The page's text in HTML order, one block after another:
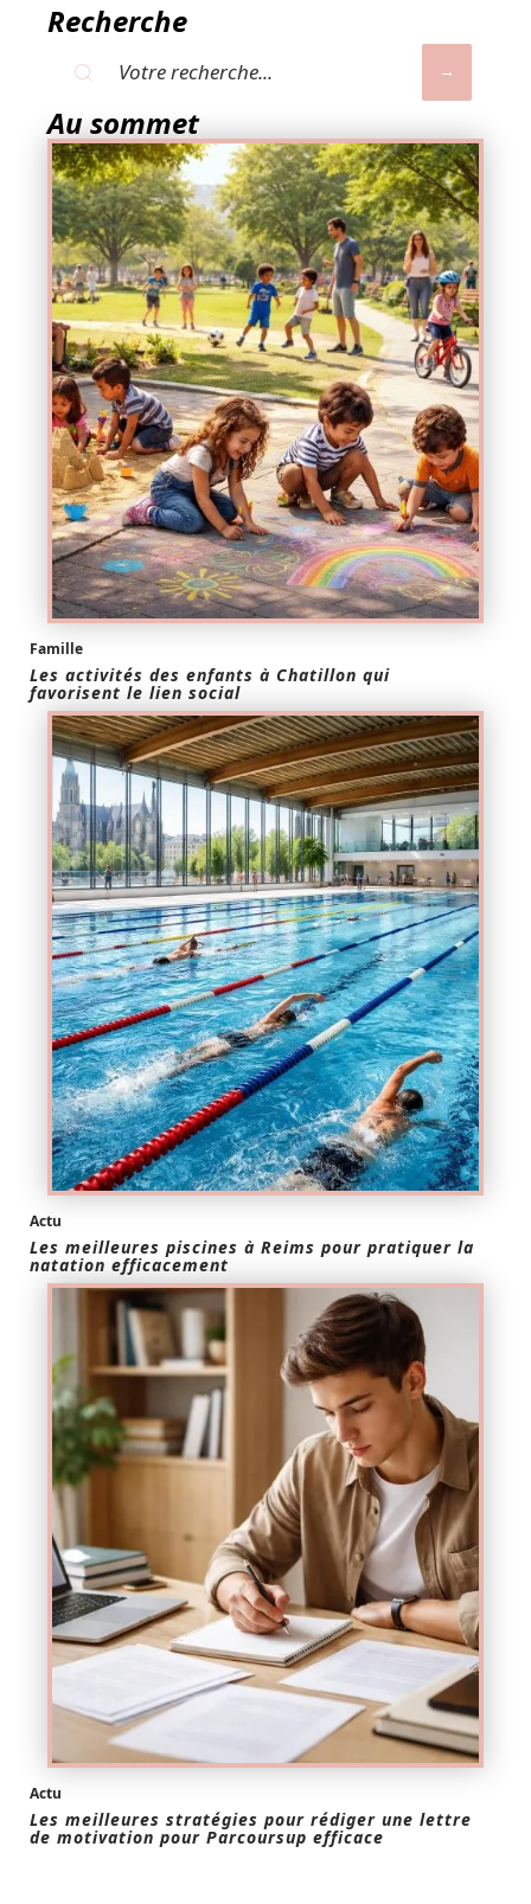
Recherche
Au sommet
Famille
Les activités des enfants à Chatillon qui
favorisent le lien social
Actu
Les meilleures piscines à Reims pour pratiquer la
natation efficacement
Actu
Les meilleures stratégies pour rédiger une lettre
de motivation pour Parcoursup efficace